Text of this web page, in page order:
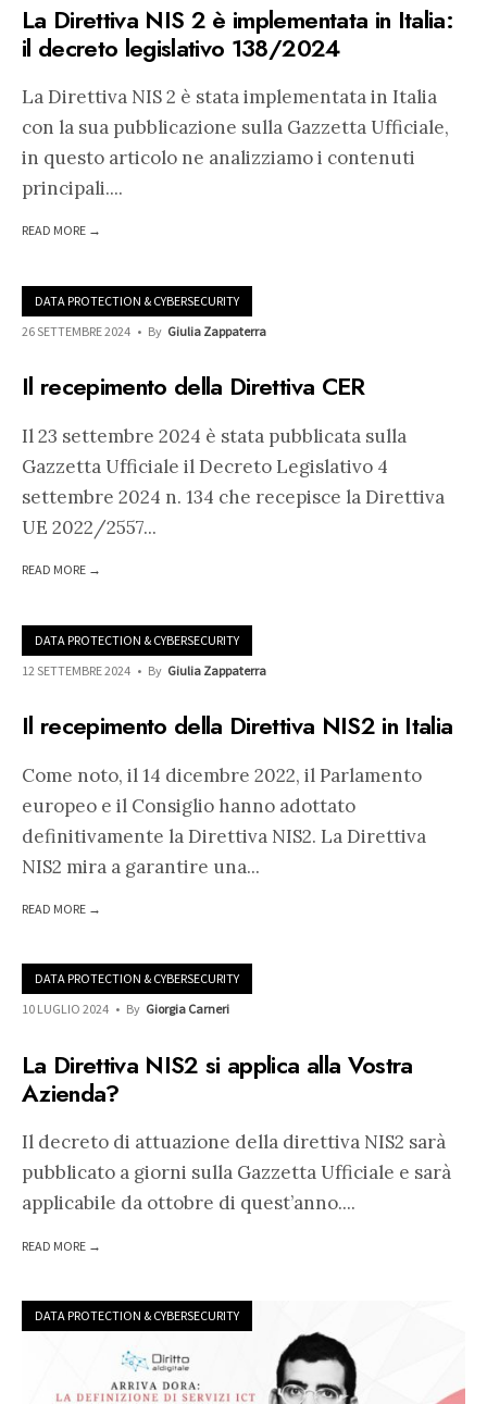
La Direttiva NIS 2 è implementata in Italia:
il decreto legislativo 138/2024
La Direttiva NIS 2 è stata implementata in Italia
con la sua pubblicazione sulla Gazzetta Ufficiale,
in questo articolo ne analizziamo i contenuti
principali....
READ MORE →
DATA PROTECTION & CYBERSECURITY
26 SETTEMBRE 2024 • By Giulia Zappaterra
Il recepimento della Direttiva CER
Il 23 settembre 2024 è stata pubblicata sulla
Gazzetta Ufficiale il Decreto Legislativo 4
settembre 2024 n. 134 che recepisce la Direttiva
UE 2022/2557...
READ MORE →
DATA PROTECTION & CYBERSECURITY
12 SETTEMBRE 2024 • By Giulia Zappaterra
Il recepimento della Direttiva NIS2 in Italia
Come noto, il 14 dicembre 2022, il Parlamento
europeo e il Consiglio hanno adottato
definitivamente la Direttiva NIS2. La Direttiva
NIS2 mira a garantire una...
READ MORE →
DATA PROTECTION & CYBERSECURITY
10 LUGLIO 2024 • By Giorgia Carneri
La Direttiva NIS2 si applica alla Vostra
Azienda?
Il decreto di attuazione della direttiva NIS2 sarà
pubblicato a giorni sulla Gazzetta Ufficiale e sarà
applicabile da ottobre di quest’anno....
READ MORE →
DATA PROTECTION & CYBERSECURITY